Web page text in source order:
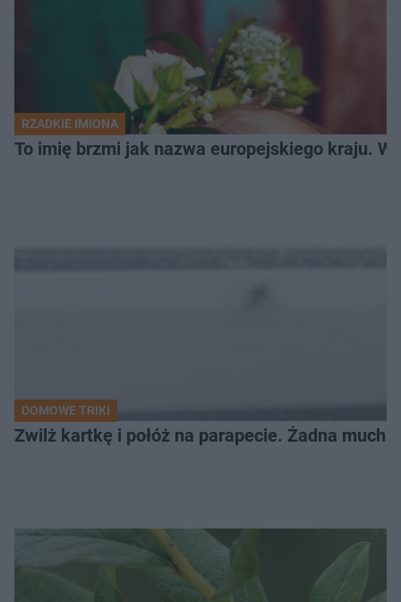
RZADKIE IMIONA
To imię brzmi jak nazwa europejskiego kraju.
DOMOWE TRIKI
Zwilż kartkę i połóż na parapecie. Żadna